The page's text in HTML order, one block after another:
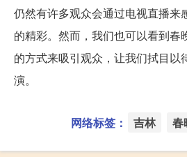
仍然有许多观众会通过电视直播来
的精彩。然而，我们也可以看到春
的方式来吸引观众，让我们拭目以
演。
网络标签： 吉林 春